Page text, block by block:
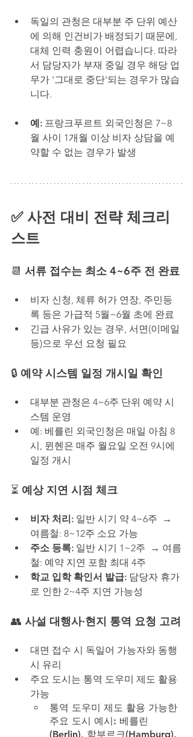
독일의 관청은 대부분 주 단위 예산
에 의해 인건비가 배정되기 때문에,
대체 인력 충원이 어렵습니다. 따라
서 담당자가 부재 중일 경우 해당 업
무가 '그대로 중단'되는 경우가 많습
니다.
예: 프랑크푸르트 외국인청은 7~8
월 사이 1개월 이상 비자 상담을 예
약할 수 없는 경우가 발생
✅ 사전 대비 전략 체크리
스트
📆 서류 접수는 최소 4~6주 전 완료
비자 신청, 체류 허가 연장, 주민등
록 등은 가급적 5월~6월 초에 완료
긴급 사유가 있는 경우, 서면(이메일
등)으로 우선 요청 필요
🔒 예약 시스템 일정 개시일 확인
대부분 관청은 4~6주 단위 예약 시
스템 운영
예: 베를린 외국인청은 매일 아침 8
시, 뮌헨은 매주 월요일 오전 9시에
일정 개시
⏳ 예상 지연 시점 체크
비자 처리: 일반 시기 약 4~6주  →
여름철: 8~12주 소요 가능
주소 등록: 일반 시기 1~2주  → 여름
철: 예약 지연 포함 최대 4주
학교 입학 확인서 발급: 담당자 휴가
로 인한 2~4주 지연 가능성
👥 사설 대행사·현지 통역 요청 고려
대면 접수 시 독일어 가능자와 동행
시 유리
주요 도시는 통역 도우미 제도 활용
가능
통역 도우미 제도 활용 가능한
주요 도시 예시: 베를린
(Berlin), 함부르크(Hamburg),